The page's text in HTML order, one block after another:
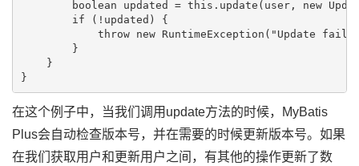
boolean updated = this.update(user, new
        if (!updated) {
throw new RuntimeException("Update
        }
    }
在这个例子中，当我们调用update方法的时候，MyBatis
Plus会自动检查版本号，并在需要的时候更新版本号。如果
在我们获取用户和更新用户之间，有其他的操作更新了数